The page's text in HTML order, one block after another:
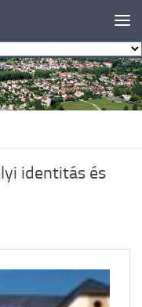
identitás és